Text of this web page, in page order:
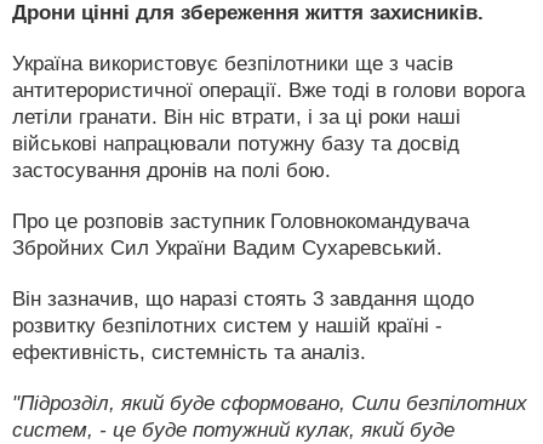
Дрони цінні для збереження життя захисників.
Україна використовує безпілотники ще з часів
антитерористичної операції. Вже тоді в голови ворога
летіли гранати. Він ніс втрати, і за ці роки наші
військові напрацювали потужну базу та досвід
застосування дронів на полі бою.
Про це розповів заступник Головнокомандувача
Збройних Сил України Вадим Сухаревський.
Він зазначив, що наразі стоять 3 завдання щодо
розвитку безпілотних систем у нашій країні -
ефективність, системність та аналіз.
"Підрозділ, який буде сформовано, Сили безпілотних
систем, - це буде потужний кулак, який буде